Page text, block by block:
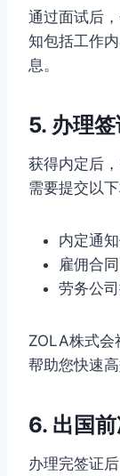
通过面试后
知包括工作
息。
5. 办理
获得内定后
需要提交以下
内定通
雇佣合同
劳务公
ZOLA株式会
帮助您快速
6. 出国
办理完签证